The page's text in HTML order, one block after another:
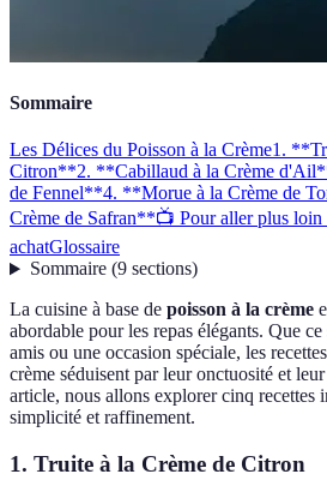
Sommaire
Les Délices du Poisson à la Crème1.
Citron**2. **Cabillaud à la Crème
de Fennel**4. **Morue à la Crème de
Crème de Safran**📺 Pour aller plus loin
achatGlossaire
Sommaire(9 sections)
La cuisine à base de poisson à la crème
abordable pour les repas élégants. Que
amis ou une occasion spéciale, les
crème séduisent par leur onctuosité et
article, nous allons explorer cinq recettes
simplicité et raffinement.
1. Truite à la Crème de Citron